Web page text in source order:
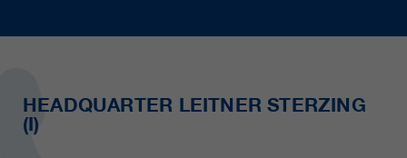
HEADQUARTER LEITNER STERZING
(I)